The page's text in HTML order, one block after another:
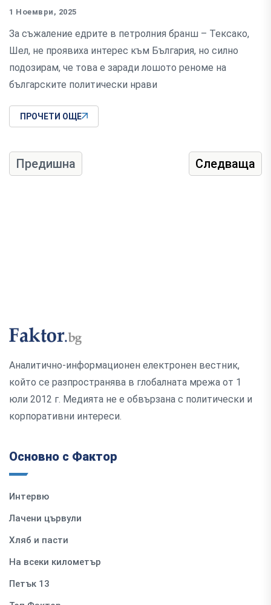
1 Ноември, 2025
За съжаление едрите в петролния бранш – Тексако,
Шел, не проявиха интерес към България, но силно
подозирам, че това е заради лошото реноме на
българските политически нрави
ПРОЧЕТИ ОЩЕ
Предишна Следваща
Аналитично-информационен електронен вестник,
който се разпространява в глобалната мрежа от 1
юли 2012 г. Медията не е обвързана с политически и
корпоративни интереси.
Основно с Фактор
Интервю
Лачени цървули
Хляб и пасти
На всеки километър
Петък 13